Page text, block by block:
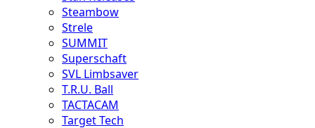
Steambow
Strele
SUMMIT
Superschaft
SVL Limbsaver
T.R.U. Ball
TACTACAM
Target Tech